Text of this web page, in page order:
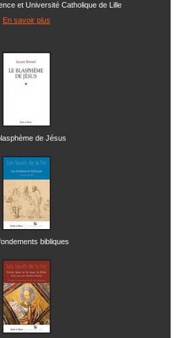
et Université Catholique de Lille
En savoir plus
de Jésus
bibliques